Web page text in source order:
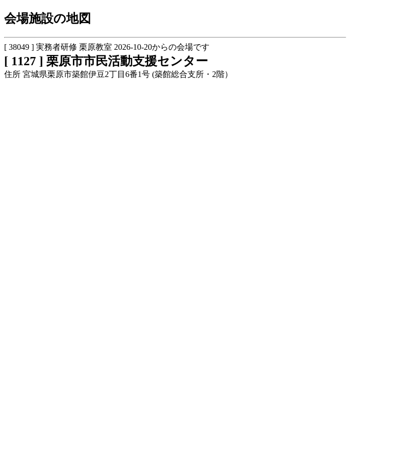
会場施設の地図
[ 38049 ] 実務者研修 栗原教室 2026-10-20からの会場です
[ 1127 ] 栗原市市民活動支援センター
住所 宮城県栗原市築館伊豆2丁目6番1号 (築館総合支所・2階）